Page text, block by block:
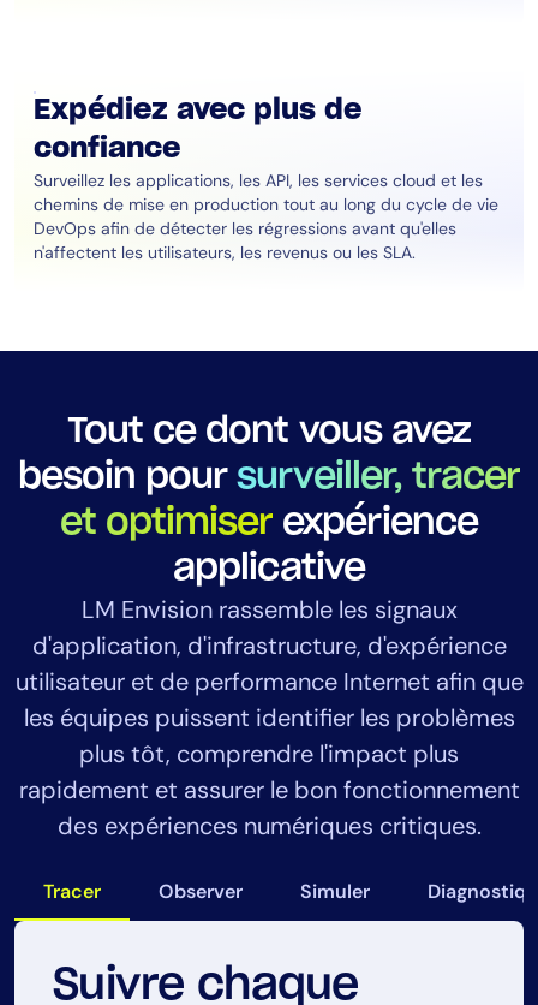
Expédiez avec plus de
confiance
Surveillez les applications, les API, les services cloud et les
chemins de mise en production tout au long du cycle de vie
DevOps afin de détecter les régressions avant qu'elles
n'affectent les utilisateurs, les revenus ou les SLA.
Tout ce dont vous avez
besoin poursurveiller, tracer
et optimiser expérience
applicative
LM Envision rassemble les signaux
d'application, d'infrastructure, d'expérience
utilisateur et de performance Internet afin que
les équipes puissent identifier les problèmes
plus tôt, comprendre l'impact plus
rapidement et assurer le bon fonctionnement
des expériences numériques critiques.
Tracer Observer Simuler
Suivre chaque